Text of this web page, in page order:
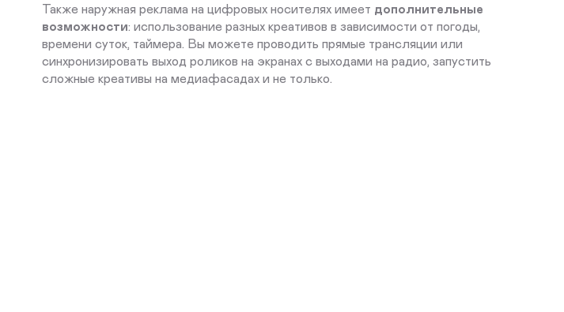
Также наружная реклама на цифровых носителях имеет дополнительные
возможности: использование разных креативов в зависимости от погоды,
времени суток, таймера. Вы можете проводить прямые трансляции или
синхронизировать выход роликов на экранах с выходами на радио, запустить
сложные креативы на медиафасадах и не только.